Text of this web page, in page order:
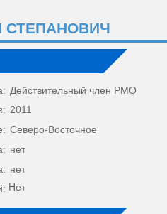
СТЕПАНОВИЧ
Действительный член РМО
2011
Северо-Восточное
нет
нет
Нет